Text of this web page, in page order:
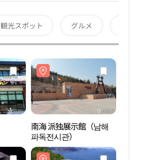
観光スポット グルメ
南海 派独展示館（남해
파독전시관）